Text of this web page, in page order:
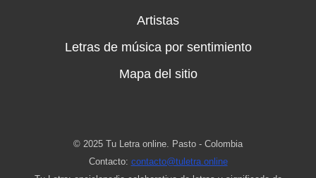
Artistas
Letras de música por sentimiento
Mapa del sitio
© 2025 Tu Letra online. Pasto - Colombia
Contacto: contacto@tuletra.online